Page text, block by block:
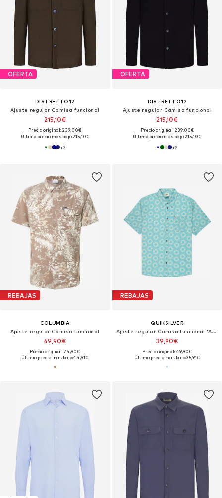
OFERTA
DISTRETTO12
Ajuste regular Camisa funcional
215,10€
Precio original: 239,00€
Último precio más bajo:215,10€
+2
OFERTA
DISTRETTO12
Ajuste regular Camisa funcional
215,10€
Precio original: 239,00€
Último precio más bajo:215,10€
+2
REBAJAS
COLUMBIA
Ajuste regular Camisa funcional
49,90€
Precio original: 74,90€
Último precio más bajo:44,91€
REBAJAS
QUIKSILVER
Ajuste regular Camisa funcional 'Apero Classic'
39,90€
Precio original: 49,90€
Último precio más bajo:35,91€